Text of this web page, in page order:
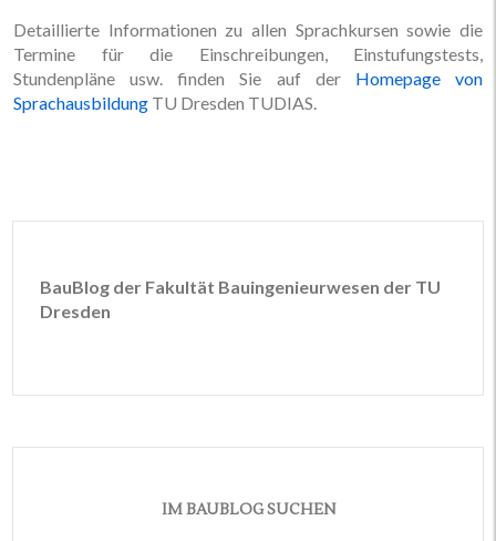
Detaillierte Informationen zu allen Sprachkursen sowie die
Termine für die Einschreibungen, Einstufungstests,
Stundenpläne usw. finden Sie auf derHomepage von
Sprachausbildung TU Dresden TUDIAS.
BauBlog der Fakultät Bauingenieurwesen der TU
Dresden
IM BAUBLOG SUCHEN